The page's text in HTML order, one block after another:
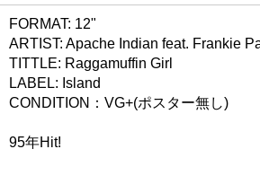
FORMAT: 12"
ARTIST: Apache Indian feat. Frankie
TITTLE: Raggamuffin Girl
LABEL: Island
CONDITION：VG+(ポスター無し)
95年Hit!